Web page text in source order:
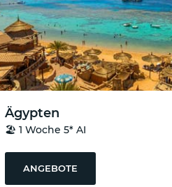
Ägypten
🏖️ 1 Woche 5* AI
ANGEBOTE